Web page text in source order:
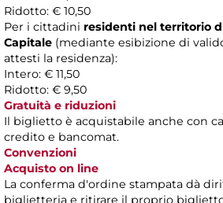
Ridotto: € 10,50
Per i cittadini residenti nel territorio
Capitale (mediante esibizione di
attesti la residenza):
Intero: € 11,50
Ridotto: € 9,50
Gratuità e riduzioni
Il biglietto è acquistabile anche con
credito e bancomat.
Convenzioni
Acquisto on line
La conferma d'ordine stampata dà
biglietteria e ritirare il proprio